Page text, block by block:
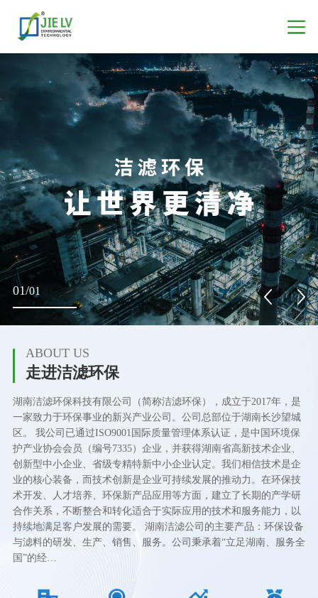
01/01
ABOUT US
走进洁滤环保
湖南洁滤环保科技有限公司（简称洁滤环保），成立于2017年，是
一家致力于环保事业的新兴产业公司。公司总部位于湖南长沙望城
区。 我公司已通过ISO9001国际质量管理体系认证，是中国环境保
护产业协会会员（编号7335）企业，并获得湖南省高新技术企业、
创新型中小企业、省级专精特新中小企业认定。我们相信技术是企
业的核心装备，而技术创新是企业可持续发展的推动力。在环保技
术开发、人才培养、环保新产品应用等方面，建立了长期的产学研
合作关系，不断整合和转化适合于实际应用的技术和服务能力，以
持续地满足客户发展的需要。 湖南洁滤公司的主要产品：环保设备
与滤料的研发、生产、销售、服务。公司秉承着“立足湖南、服务全
国”的经…